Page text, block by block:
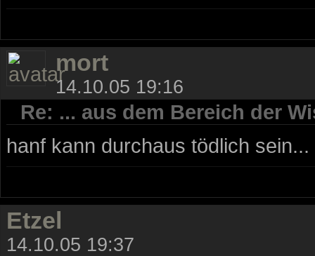
mort
14.10.05 19:16
Re: ... aus dem Bereich der
hanf kann durchaus tödlich sein...
Etzel
14.10.05 19:37